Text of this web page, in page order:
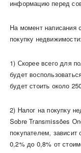
информацию перед
На момент написания
покупку недвижимости:
1) Скорее всего для
будет
будет стоить около
2) Налог на покупку
Sobre Transmissões
покупателем, зависит
0,2% до 0,8% от